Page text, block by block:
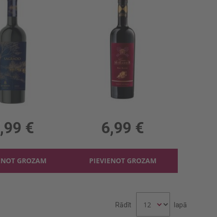
€
GROZAM
Sarkanv. Gran Mirador Red 13%
6,99 €
PIEVIENOT GROZAM
Rādīt lapā